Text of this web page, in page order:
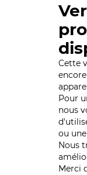
Cette
Pour
nous
ou
Nous
Merci